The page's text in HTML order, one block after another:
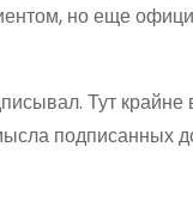
но еще
Тут
подписанных